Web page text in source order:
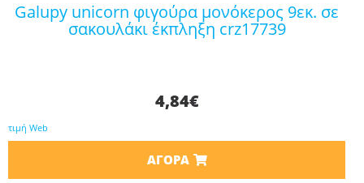
galupy unicorn φιγούρα μονόκερος 9εκ. σε
σακουλάκι έκπληξη crz17739
4,84€
τιμή Web
ΑΓΟΡΆ